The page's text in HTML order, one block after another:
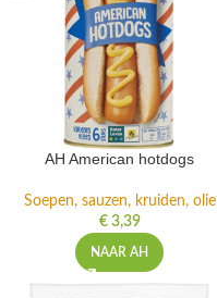
AH American hotdogs
Soepen, sauzen, kruiden, olie
€3,39
NAAR AH